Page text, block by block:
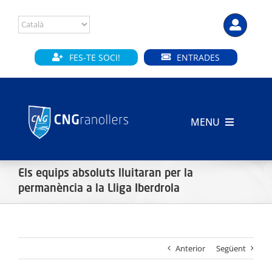
content
FES-TE SOCI! ENTRADES
MENU
CLUB
Els equips absoluts lluitaran per la
permanència a la Lliga Iberdrola
Anterior Següent